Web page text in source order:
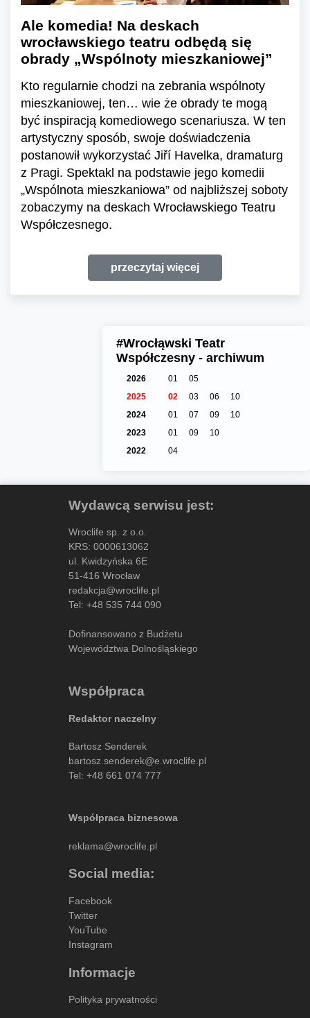
Ale komedia! Na deskach
wrocławskiego teatru odbędą się
obrady „Wspólnoty mieszkaniowej”
Kto regularnie chodzi na zebrania wspólnoty
mieszkaniowej, ten… wie że obrady te mogą
być inspiracją komediowego scenariusza. W ten
artystyczny sposób, swoje doświadczenia
postanowił wykorzystać Jiří Havelka, dramaturg
z Pragi. Spektakl na podstawie jego komedii
„Wspólnota mieszkaniowa” od najbliższej soboty
zobaczymy na deskach Wrocławskiego Teatru
Współczesnego.
przeczytaj więcej
#Wrocłąwski Teatr
Współczesny - archiwum
2026 01
05
2025
02 03 06
10
2024
01 07 09
10
2023
01 09
10
2022
04
Wydawcą serwisu jest:
Wroclife sp. z o.o.
KRS: 0000613062
ul. Kwidzyńska 6E
51-416 Wrocław
redakcja@wroclife.pl
Tel: +48 535 744 090
Dofinansowano z Budżetu
Województwa Dolnośląskiego
Współpraca
Redaktor naczelny
Bartosz Senderek
bartosz.senderek@e.wroclife.pl
Tel: +48 661 074 777
Współpraca biznesowa
reklama@wroclife.pl
Social media:
Facebook
Twitter
YouTube
Instagram
Informacje
Polityka prywatności